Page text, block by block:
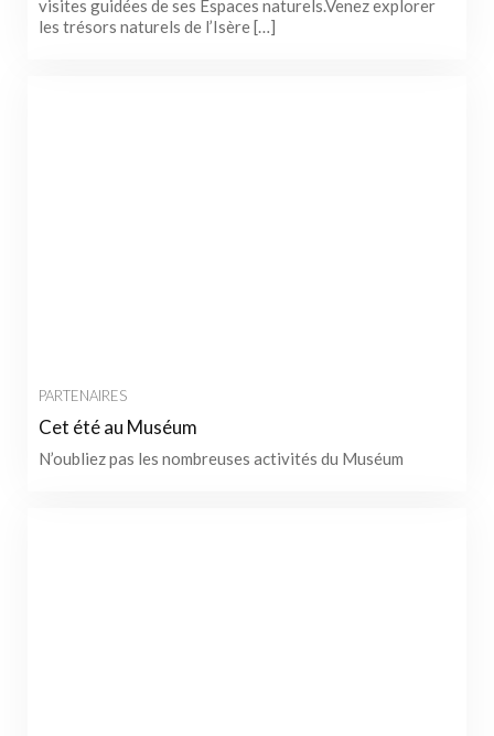
visites guidées de ses Espaces naturels.Venez explorer
les trésors naturels de l’Isère […]
PARTENAIRES
Cet été au Muséum
N’oubliez pas les nombreuses activités du Muséum